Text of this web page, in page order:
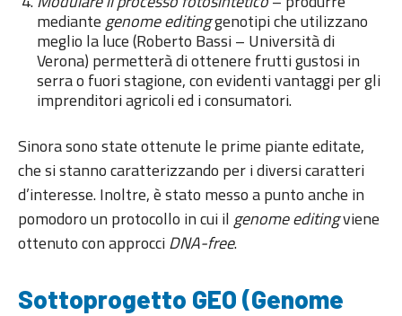
mediante genome editinggenotipi che utilizzano
meglio la luce (Roberto Bassi – Università di
Verona) permetterà di ottenere frutti gustosi in
serra o fuori stagione, con evidenti vantaggi per gli
imprenditori agricoli ed i consumatori.
Sinora sono state ottenute le prime piante editate,
che si stanno caratterizzando per i diversi caratteri
d’interesse. Inoltre, è stato messo a punto anche in
pomodoro un protocollo in cui il genome editingviene
ottenuto con approcciDNA-free.
Sottoprogetto GEO (Genome